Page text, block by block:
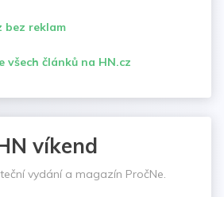
bez reklam
všech článků na HN.cz
víkend
vydání a magazín PročNe.